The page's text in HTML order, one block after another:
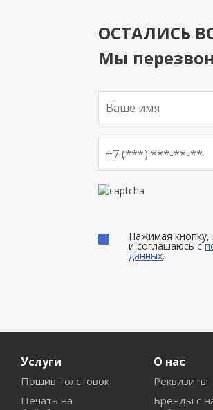
ОСТАЛИСЬ
Мы
Нажимая кнопку,
и соглашаюсь с
данных.
Услуги
Пошив толстовок
Печать на
О нас
Реквизиты
Бренды с